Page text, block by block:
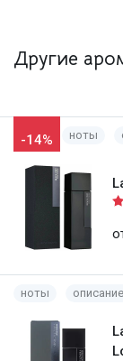
Другие
-14% ноты
ноты описание